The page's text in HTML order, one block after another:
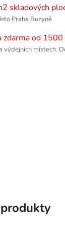
skladových
Praha Ruzyně
zdarma od 1500
výdejních místech.